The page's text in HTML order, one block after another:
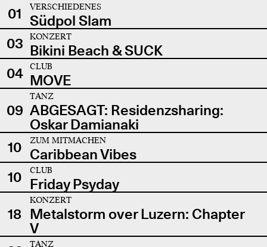
01
VERSCHIEDENES
Südpol Slam
03
KONZERT
Bikini Beach & SUCK
04
CLUB
MOVE
09
TANZ
ABGESAGT: Residenzsharing:
Oskar Damianaki
10
ZUM MITMACHEN
Caribbean Vibes
10
CLUB
Friday Psyday
18
KONZERT
Metalstorm over Luzern: Chapter
V
TANZ